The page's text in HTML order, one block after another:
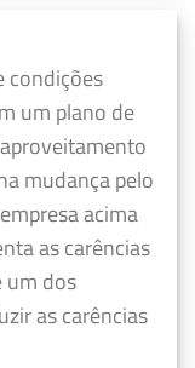
condições
um plano de
aproveitamento
mudança pelo
acima
as carências
um dos
as carências